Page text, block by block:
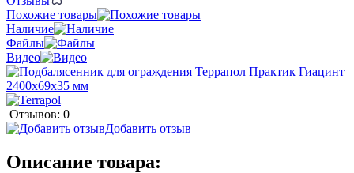
Похожие товары
Наличие
Файлы
Видео
Отзывов: 0
Добавить отзыв
Описание товара: